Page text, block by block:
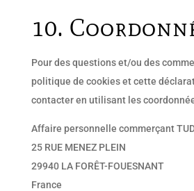
10.
Pour des questions et/ou des
politique de cookies et cette
contacter en utilisant les
Affaire personnelle commerçant
25 RUE MENEZ PLEIN
29940 LA FORÊT-FOUESNANT
France